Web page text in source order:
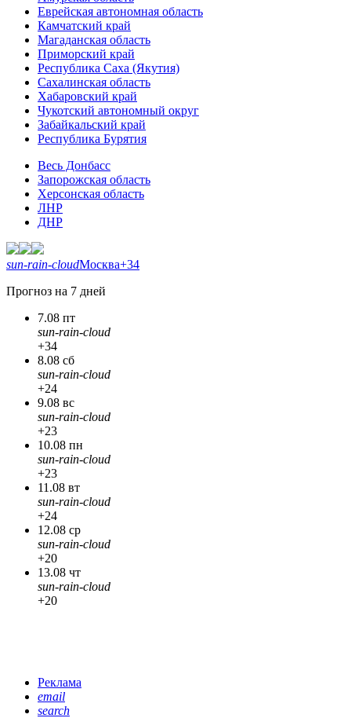
Еврейская автономная область
Камчатский край
Магаданская область
Приморский край
Республика Саха (Якутия)
Сахалинская область
Хабаровский край
Чукотский автономный округ
Забайкальский край
Республика Бурятия
Весь Донбасс
Запорожская область
Херсонская область
ЛНР
ДНР
sun-rain-cloudМосква+34
Прогноз на 7 дней
7.08 пт
sun-rain-cloud
+34
8.08 сб
sun-rain-cloud
+24
9.08 вс
sun-rain-cloud
+23
10.08 пн
sun-rain-cloud
+23
11.08 вт
sun-rain-cloud
+24
12.08 ср
sun-rain-cloud
+20
13.08 чт
sun-rain-cloud
+20
Реклама
email
search